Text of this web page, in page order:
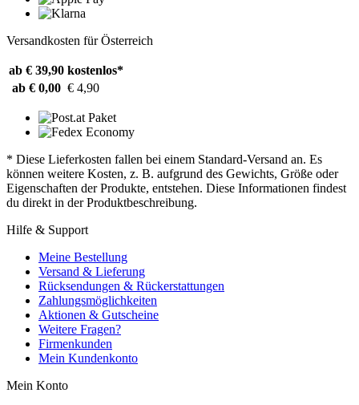
Versandkosten für Österreich
ab € 39,90 kostenlos*
ab € 0,00 € 4,90
* Diese Lieferkosten fallen bei einem Standard-Versand an. Es
können weitere Kosten, z. B. aufgrund des Gewichts, Größe oder
Eigenschaften der Produkte, entstehen. Diese Informationen findest
du direkt in der Produktbeschreibung.
Hilfe & Support
Meine Bestellung
Versand & Lieferung
Rücksendungen & Rückerstattungen
Zahlungsmöglichkeiten
Aktionen & Gutscheine
Weitere Fragen?
Firmenkunden
Mein Kundenkonto
Mein Konto